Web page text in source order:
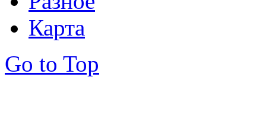
Карта
Go to Top